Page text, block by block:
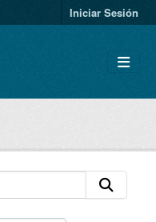
Iniciar Sesión